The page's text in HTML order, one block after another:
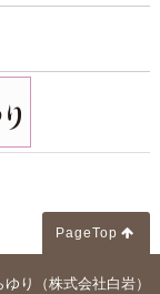
PageTop
ゆり（株式会社白岩）